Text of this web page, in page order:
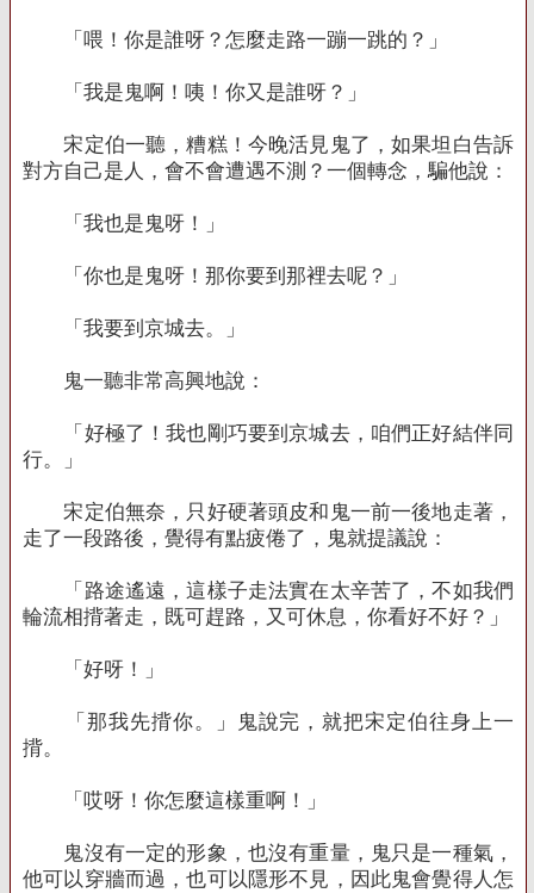
「喂！你是誰呀？怎麼走路一蹦一跳的？」
「我是鬼啊！咦！你又是誰呀？」
宋定伯一聽，糟糕！今晚活見鬼了，如果坦白告訴
對方自己是人，會不會遭遇不測？一個轉念，騙他說：
「我也是鬼呀！」
「你也是鬼呀！那你要到那裡去呢？」
「我要到京城去。」
鬼一聽非常高興地說：
「好極了！我也剛巧要到京城去，咱們正好結伴同
行。」
宋定伯無奈，只好硬著頭皮和鬼一前一後地走著，
走了一段路後，覺得有點疲倦了，鬼就提議說：
「路途遙遠，這樣子走法實在太辛苦了，不如我們
輪流相揹著走，既可趕路，又可休息，你看好不好？」
「好呀！」
「那我先揹你。」鬼說完，就把宋定伯往身上一
揹。
「哎呀！你怎麼這樣重啊！」
鬼沒有一定的形象，也沒有重量，鬼只是一種氣，
他可以穿牆而過，也可以隱形不見，因此鬼會覺得人怎